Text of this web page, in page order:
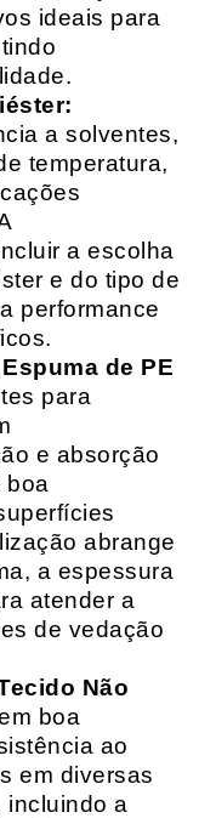
ideais para
a solventes,
temperatura,
a escolha
e do tipo de
performance
de PE
para
e absorção
boa
abrange
a espessura
atender a
de vedação
Não
boa
ao
em diversas
incluindo a